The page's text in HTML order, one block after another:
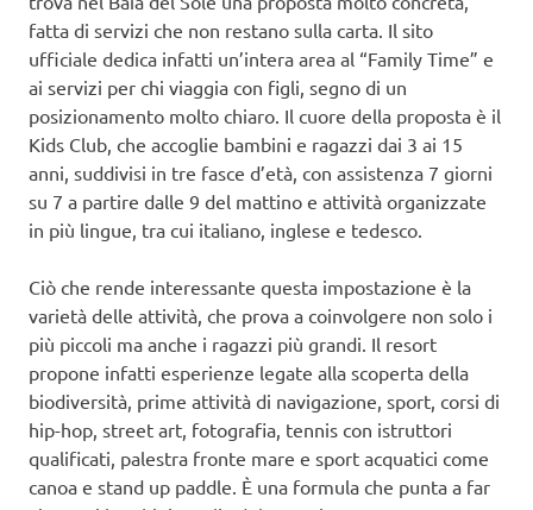
fatta di servizi che non restano sulla carta. Il sito
ufficiale dedica infatti un’intera area al “Family Time” e
ai servizi per chi viaggia con figli, segno di un
posizionamento molto chiaro. Il cuore della proposta è il
Kids Club, che accoglie bambini e ragazzi dai 3 ai 15
anni, suddivisi in tre fasce d’età, con assistenza 7 giorni
su 7 a partire dalle 9 del mattino e attività organizzate
in più lingue, tra cui italiano, inglese e tedesco.
Ciò che rende interessante questa impostazione è la
varietà delle attività, che prova a coinvolgere non solo i
più piccoli ma anche i ragazzi più grandi. Il resort
propone infatti esperienze legate alla scoperta della
biodiversità, prime attività di navigazione, sport, corsi di
hip-hop, street art, fotografia, tennis con istruttori
qualificati, palestra fronte mare e sport acquatici come
canoa e stand up paddle. È una formula che punta a far